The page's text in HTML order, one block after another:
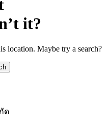
it?
location. Maybe try a search?
ด